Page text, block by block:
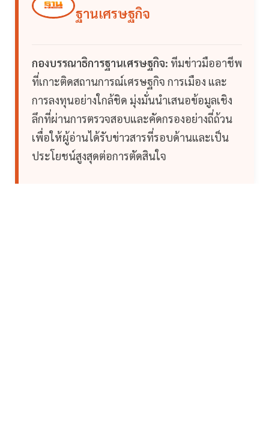
ฐานเศรษฐกิจ
กองบรรณาธิการฐานเศรษฐกิจ: ทีมข่าวมืออาชีพ
ที่เกาะติดสถานการณ์เศรษฐกิจ การเมือง และ
การลงทุนอย่างใกล้ชิด มุ่งมั่นนำเสนอข้อมูลเชิง
ลึกที่ผ่านการตรวจสอบและคัดกรองอย่างถี่ถ้วน
เพื่อให้ผู้อ่านได้รับข่าวสารที่รอบด้านและเป็น
ประโยชน์สูงสุดต่อการตัดสินใจ